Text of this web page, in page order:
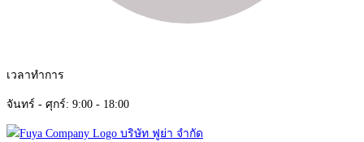
เวลาทำการ
จันทร์ - ศุกร์: 9:00 - 18:00